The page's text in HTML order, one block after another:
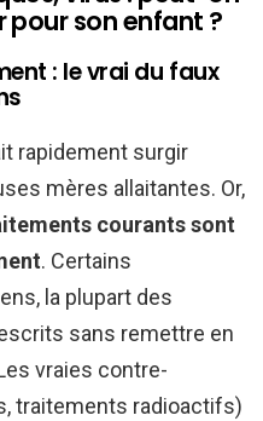
pour son enfant ?
: le vrai du faux
rapidement surgir
mères allaitantes. Or,
courants sont
. Certains
la plupart des
sans remettre en
vraies contre-
traitements radioactifs)